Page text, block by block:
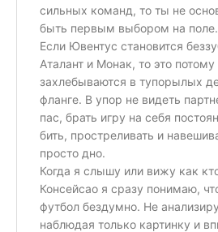
сильных команд, то ты не
быть первым выбором на поле.
Если Ювентус становится
Аталант и Монак, то это
захлебываются в тупорылых
фланге. В упор не видеть
пас, брать игру на себя
бить, простреливать и
просто дно.
Когда я слышу или вижу как
Консейсао я сразу понимаю,
футбол бездумно. Не
наблюдая только картинку и